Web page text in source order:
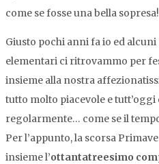
come se fosse una bella sopresa!
Giusto pochi anni fa io ed
elementari ci ritrovammo per
insieme alla nostra
tutto molto piacevole e
regolarmente… come se il
Per l’appunto, la scorsa
insieme l’ottantatreesimo